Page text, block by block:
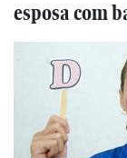
esposa com